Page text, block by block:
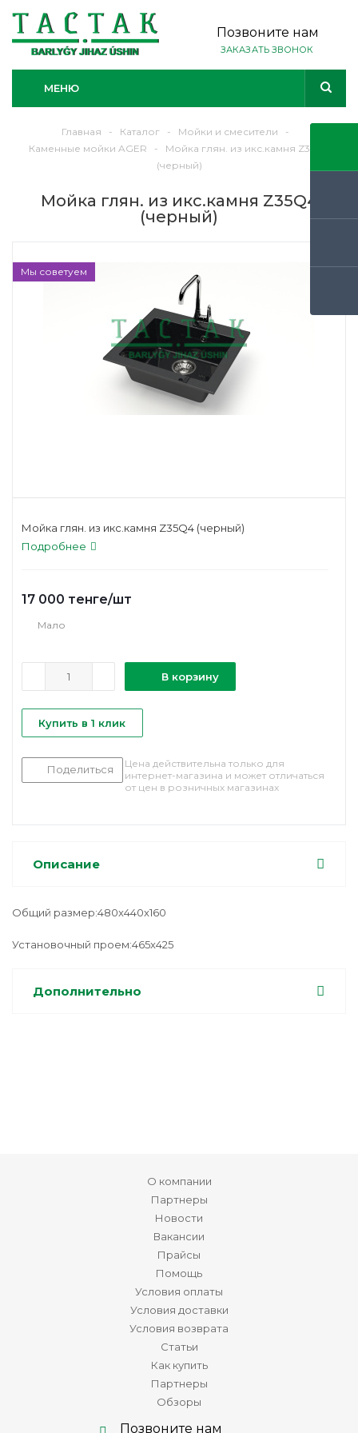
Позвоните нам
ЗАКАЗАТЬ ЗВОНОК
МЕНЮ
Главная - Каталог - Мойки и смесители
-
Каменные мойки AGER
-
Мойка глян. из икс.камня Z35Q4
(черный)
Мойка глян. из икс.камня Z35Q4
(черный)
Мы советуем
Мойка глян. из икс.камня Z35Q4 (черный)
Подробнее
17 000 тенге/шт
Мало
В корзину
Купить в 1 клик
Поделиться
Цена действительна только для
интернет-магазина и может отличаться
от цен в розничных магазинах
Описание
Общий размер:480x440x160
Установочный проем:465x425
Дополнительно
О компании
Партнеры
Новости
Вакансии
Прайсы
Помощь
Условия оплаты
Условия доставки
Условия возврата
Статьи
Как купить
Партнеры
Обзоры
Позвоните нам